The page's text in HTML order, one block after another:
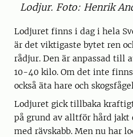
Lodjur. Foto: Henrik
Lodjuret finns i dag i hela
är det viktigaste bytet ren
rådjur. Den är anpassad
10-40 kilo. Om det inte
också äta hare och
Lodjuret gick tillbaka
på grund av alltför hård
med rävskabb. Men nu har